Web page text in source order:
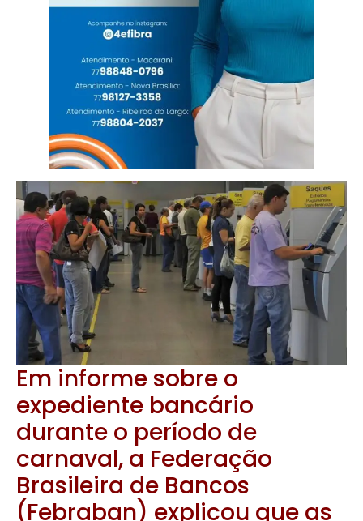
Em informe sobre o
expediente bancário
durante o período de
carnaval, a Federação
Brasileira de Bancos
(Febraban) explicou que as